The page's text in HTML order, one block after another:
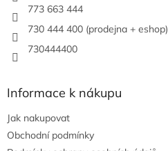
773 663 444
730 444 400 (prodejna + eshop)
730444400
Informace k nákupu
Jak nakupovat
Obchodní podmínky